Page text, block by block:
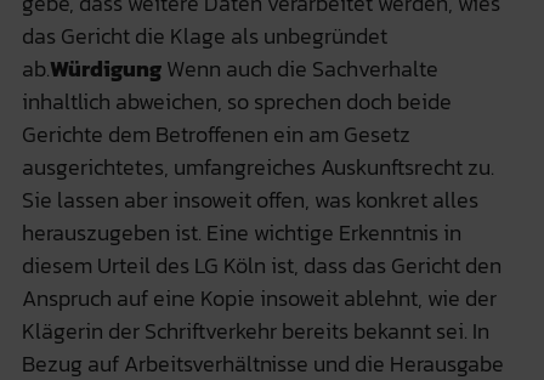
das Gericht die Klage als unbegründet
ab.WürdigungWenn auch die Sachverhalte
inhaltlich abweichen, so sprechen doch beide
Gerichte dem Betroffenen ein am Gesetz
ausgerichtetes, umfangreiches Auskunftsrecht zu.
Sie lassen aber insoweit offen, was konkret alles
herauszugeben ist. Eine wichtige Erkenntnis in
diesem Urteil des LG Köln ist, dass das Gericht den
Anspruch auf eine Kopie insoweit ablehnt, wie der
Klägerin der Schriftverkehr bereits bekannt sei. In
Bezug auf Arbeitsverhältnisse und die Herausgabe